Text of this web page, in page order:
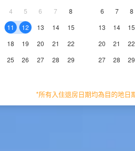
4 5 6 7
8
11 12 13 14
15
18 19 20 21
22
25 26 27 28
29
6
7 8
13
14 15
20
21 22
27
28 29
*所有入住退房日期均為目的地日